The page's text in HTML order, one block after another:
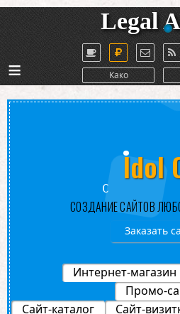
Legal
Како
≡
Промо-
Интернет-магазин
Idol
Студи
СОЗДАНИЕ САЙТОВ
Заказать
Сайт-каталог Сайт-